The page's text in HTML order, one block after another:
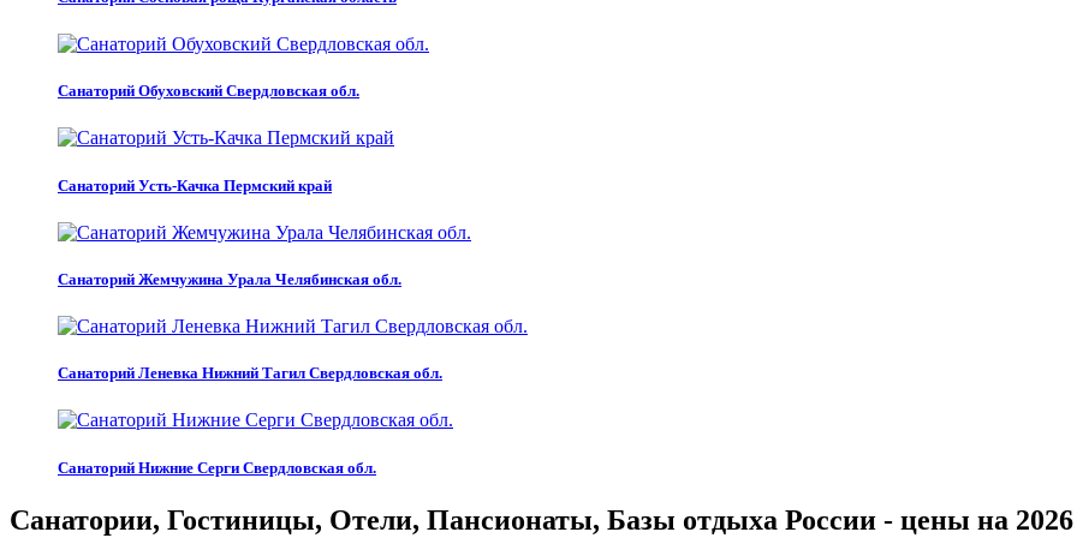
Санаторий Обуховский Свердловская обл.
Санаторий Усть-Качка Пермский край
Санаторий Жемчужина Урала Челябинская обл.
Санаторий Леневка Нижний Тагил Свердловская обл.
Санаторий Нижние Серги Свердловская обл.
Санатории, Гостиницы, Отели, Пансионаты, Базы отдыха России - цены на 2026